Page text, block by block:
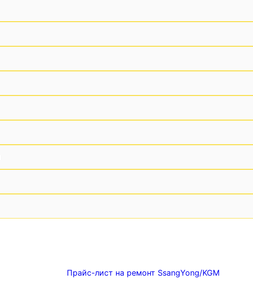
Прайс-лист на ремонт SsangYong/KGM